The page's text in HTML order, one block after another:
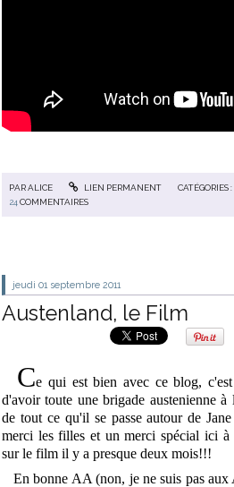
PARALICE LIEN PERMANENT CATÉGORIES :
24 COMMENTAIRES
jeudi 01 septembre 2011
Austenland, le Film
Ce qui est bien avec ce blog,
d'avoir toute une brigade austenienne
de tout ce qu'il se passe autour de
merci les filles et un merci spécial ici
sur le film il y a presque deux mois!!!
En bonne AA (non, je ne suis pas aux